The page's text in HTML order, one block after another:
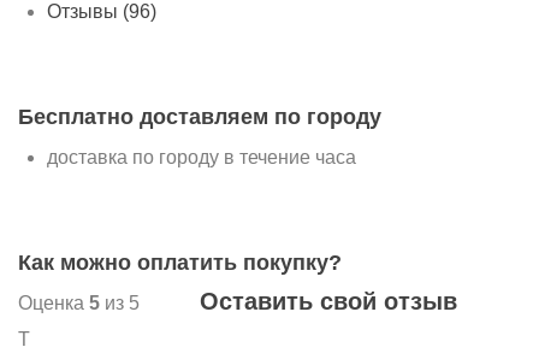
Отзывы (96)
Бесплатно доставляем по городу
доставка по городу в течение часа
Как можно оплатить покупку?
Оценка 5 из 5
Т
Оставить свой отзыв